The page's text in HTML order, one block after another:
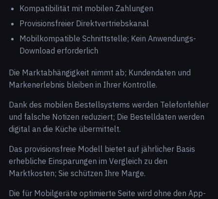
Kompatibilität mit mobilen Zahlungen
Provisionsfreier Direktvertriebskanal
Mobilkompatible Schnittstelle; Kein Anwendungs-
Download erforderlich
Die Marktabhängigkeit nimmt ab; Kundendaten und
Markenerlebnis bleiben in Ihrer Kontrolle.
Dank des mobilen Bestellsystems werden Telefonfehler
und falsche Notizen reduziert; Die Bestelldaten werden
digital an die Küche übermittelt.
Das provisionsfreie Modell bietet auf jährlicher Basis
erhebliche Einsparungen im Vergleich zu den
Marktkosten; Sie schützen Ihre Marge.
Die für Mobilgeräte optimierte Seite wird ohne den App-